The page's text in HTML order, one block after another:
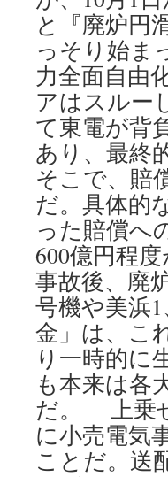
と『廃炉円
っそり始ま
力全面自由
アはスルー
て東電が背
あり、最終
そこで、賠
だ。具体的
った賠償へ
600億円程
事故後、廃
号機や美浜
金」は、こ
り一時的に
も本来は各
だ。 上乗
に小売電気
ことだ。送